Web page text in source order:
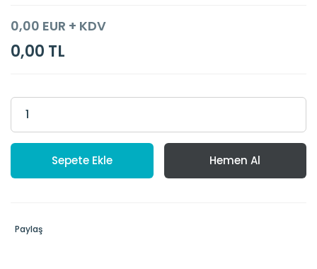
0,00 EUR + KDV
0,00 TL
Sepete Ekle Hemen Al
Paylaş